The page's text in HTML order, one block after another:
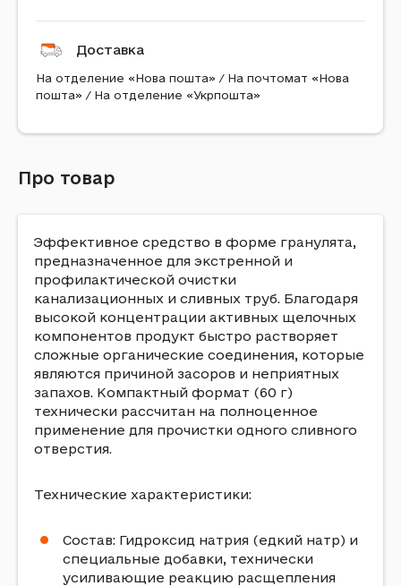
Доставка
На отделение «Нова пошта» / На почтомат «Нова
пошта» / На отделение «Укрпошта»
Про товар
Эффективное средство в форме гранулята,
предназначенное для экстренной и
профилактической очистки
канализационных и сливных труб. Благодаря
высокой концентрации активных щелочных
компонентов продукт быстро растворяет
сложные органические соединения, которые
являются причиной засоров и неприятных
запахов. Компактный формат (60 г)
технически рассчитан на полноценное
применение для прочистки одного сливного
отверстия.
Технические характеристики:
Состав: Гидроксид натрия (едкий натр) и
специальные добавки, технически
усиливающие реакцию расщепления